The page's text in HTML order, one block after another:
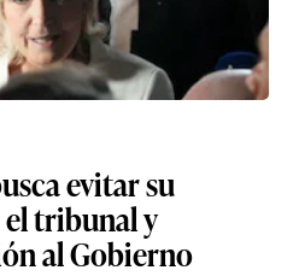
evitar su
tribunal y
al Gobierno